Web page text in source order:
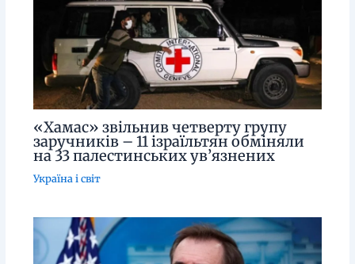
«Хамас» звільнив четверту групу
заручників – 11 ізраїльтян обміняли
на 33 палестинських ув’язнених
Україна і світ